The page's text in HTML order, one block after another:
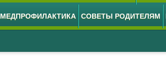
МЕДПРОФИЛАКТИКА СОВЕТЫ РОДИТЕЛЯМ